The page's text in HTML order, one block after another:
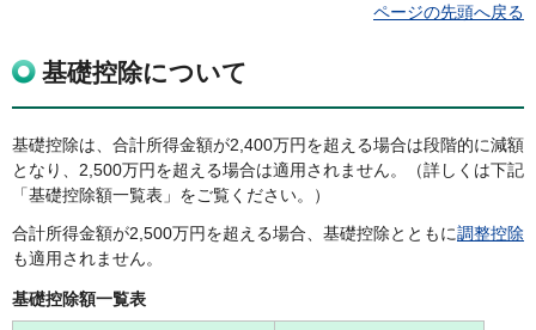
ページの先頭へ戻る
基礎控除について
基礎控除は、合計所得金額が2,400万円を超える場合は段階的に減額
となり、2,500万円を超える場合は適用されません。（詳しくは下記
「基礎控除額一覧表」をご覧ください。）
合計所得金額が2,500万円を超える場合、基礎控除とともに調整控除
も適用されません。
基礎控除額一覧表